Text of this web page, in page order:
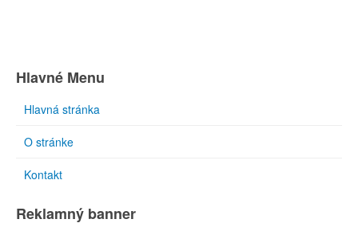
Hlavné Menu
Hlavná stránka
O stránke
Kontakt
Reklamný banner